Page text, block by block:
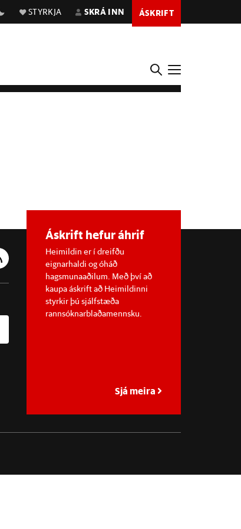
STYRKJA SKRÁ INN ÁSKRIFT
Áskrift hefur áhrif
Heimildin er í dreifðu
eignarhaldi og óháð
hagsmunaaðilum. Með því að
kaupa áskrift að Heimildinni
styrkir þú sjálfstæða
rannsóknarblaðamennsku.
Sjá meira